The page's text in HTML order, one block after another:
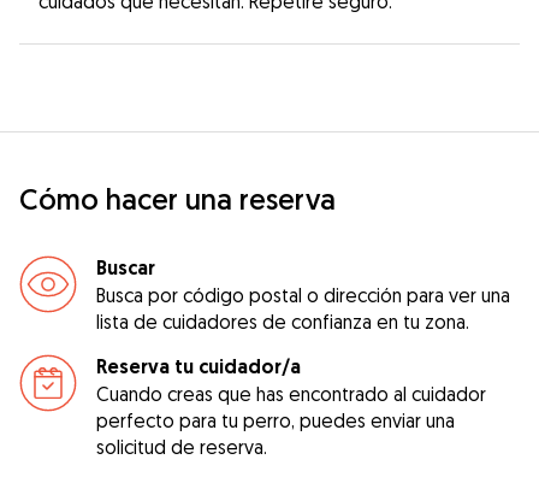
Cómo hacer una reserva
Buscar
Busca por código postal o dirección para ver una
lista de cuidadores de confianza en tu zona.
Reserva tu cuidador/a
Cuando creas que has encontrado al cuidador
perfecto para tu perro, puedes enviar una
solicitud de reserva.